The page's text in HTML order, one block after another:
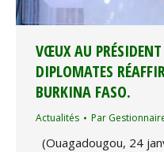
VŒUX AU
DIPLOMATES
BURKINA FASO.
Actualités Par
(Ouagadougou, 24